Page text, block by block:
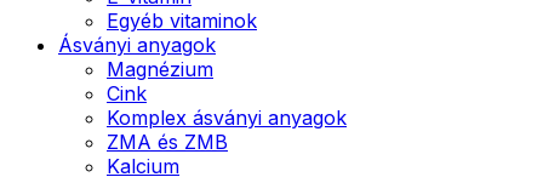
Egyéb vitaminok
Ásványi anyagok
Magnézium
Cink
Komplex ásványi anyagok
ZMA és ZMB
Kalcium